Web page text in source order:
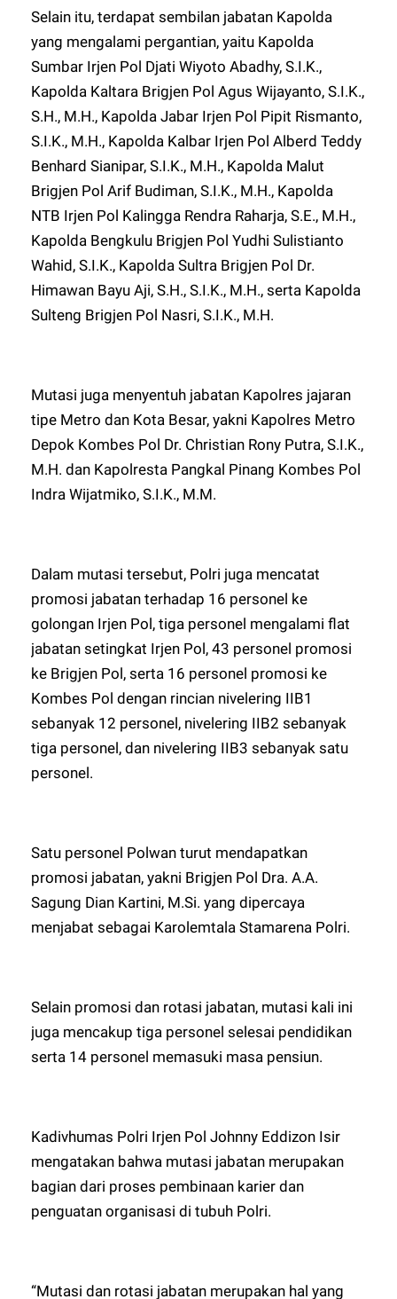
Selain itu, terdapat sembilan jabatan Kapolda
yang mengalami pergantian, yaitu Kapolda
Sumbar Irjen Pol Djati Wiyoto Abadhy, S.I.K.,
Kapolda Kaltara Brigjen Pol Agus Wijayanto, S.I.K.,
S.H., M.H., Kapolda Jabar Irjen Pol Pipit Rismanto,
S.I.K., M.H., Kapolda Kalbar Irjen Pol Alberd Teddy
Benhard Sianipar, S.I.K., M.H., Kapolda Malut
Brigjen Pol Arif Budiman, S.I.K., M.H., Kapolda
NTB Irjen Pol Kalingga Rendra Raharja, S.E., M.H.,
Kapolda Bengkulu Brigjen Pol Yudhi Sulistianto
Wahid, S.I.K., Kapolda Sultra Brigjen Pol Dr.
Himawan Bayu Aji, S.H., S.I.K., M.H., serta Kapolda
Sulteng Brigjen Pol Nasri, S.I.K., M.H.
Mutasi juga menyentuh jabatan Kapolres jajaran
tipe Metro dan Kota Besar, yakni Kapolres Metro
Depok Kombes Pol Dr. Christian Rony Putra, S.I.K.,
M.H. dan Kapolresta Pangkal Pinang Kombes Pol
Indra Wijatmiko, S.I.K., M.M.
Dalam mutasi tersebut, Polri juga mencatat
promosi jabatan terhadap 16 personel ke
golongan Irjen Pol, tiga personel mengalami flat
jabatan setingkat Irjen Pol, 43 personel promosi
ke Brigjen Pol, serta 16 personel promosi ke
Kombes Pol dengan rincian nivelering IIB1
sebanyak 12 personel, nivelering IIB2 sebanyak
tiga personel, dan nivelering IIB3 sebanyak satu
personel.
Satu personel Polwan turut mendapatkan
promosi jabatan, yakni Brigjen Pol Dra. A.A.
Sagung Dian Kartini, M.Si. yang dipercaya
menjabat sebagai Karolemtala Stamarena Polri.
Selain promosi dan rotasi jabatan, mutasi kali ini
juga mencakup tiga personel selesai pendidikan
serta 14 personel memasuki masa pensiun.
Kadivhumas Polri Irjen Pol Johnny Eddizon Isir
mengatakan bahwa mutasi jabatan merupakan
bagian dari proses pembinaan karier dan
penguatan organisasi di tubuh Polri.
“Mutasi dan rotasi jabatan merupakan hal yang